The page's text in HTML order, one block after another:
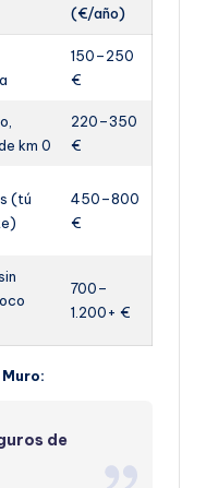
(€/año)
150–250
€
km 0
220–350
€
(tú
450–800
€
700–
1.200+ €
de